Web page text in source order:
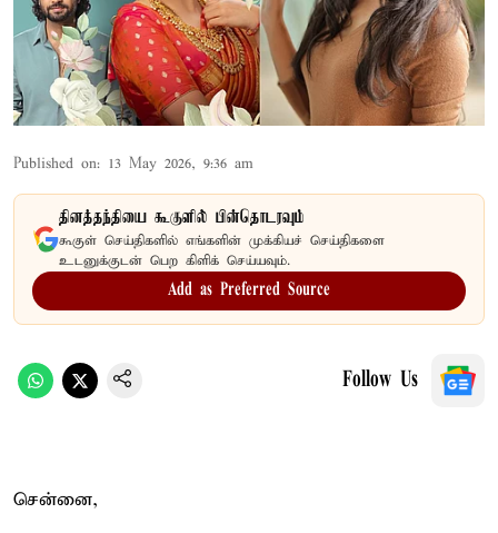
Published on: 13 May 2026, 9:36 am
தினத்தந்தியை கூகுளில் பின்தொடரவும்
கூகுள் செய்திகளில் எங்களின் முக்கியச் செய்திகளை
உடனுக்குடன் பெற கிளிக் செய்யவும்.
Add as Preferred Source
Follow Us
சென்னை,